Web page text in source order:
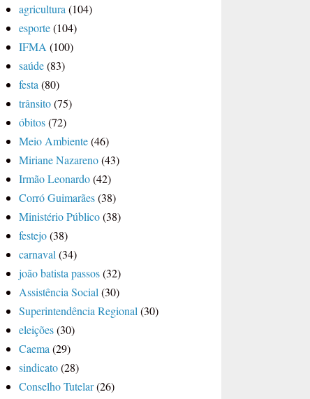
agricultura (104)
esporte(104)
IFMA (100)
saúde(83)
festa (80)
trânsito(75)
óbitos(72)
Meio Ambiente(46)
Miriane Nazareno(43)
Irmão Leonardo(42)
Corró Guimarães(38)
Ministério Público(38)
festejo(38)
carnaval (34)
joão batista passos(32)
Assistência Social (30)
Superintendência Regional (30)
eleições(30)
Caema (29)
sindicato(28)
Conselho Tutelar(26)